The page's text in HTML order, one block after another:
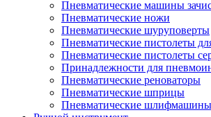
Пневматические машины
Пневматические ножи
Пневматические шуруповерты
Пневматические пистолеты
Пневматические пистолеты
Принадлежности для
Пневматические реноваторы
Пневматические шприцы
Пневматические